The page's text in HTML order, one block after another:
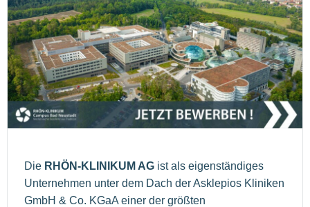
Die RHÖN‐KLINIKUM AG ist als eigenständiges
Unternehmen unter dem Dach der Asklepios Kliniken
GmbH & Co. KGaA einer der größten